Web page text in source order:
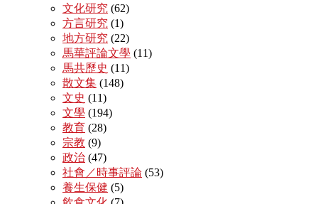
文化研究 (62)
方言研究 (1)
地方研究 (22)
馬華評論文學 (11)
馬共歷史 (11)
散文集 (148)
文史 (11)
文學 (194)
教育 (28)
宗教 (9)
政治 (47)
社會／時事評論 (53)
養生保健 (5)